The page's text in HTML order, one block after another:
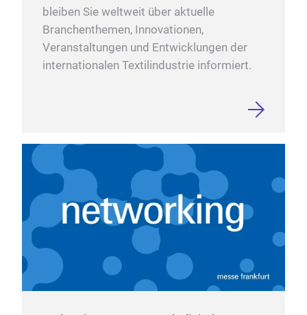
bleiben Sie weltweit über aktuelle
Branchenthemen, Innovationen,
Veranstaltungen und Entwicklungen der
internationalen Textilindustrie informiert.